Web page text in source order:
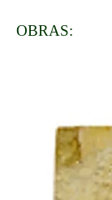
OBRAS: